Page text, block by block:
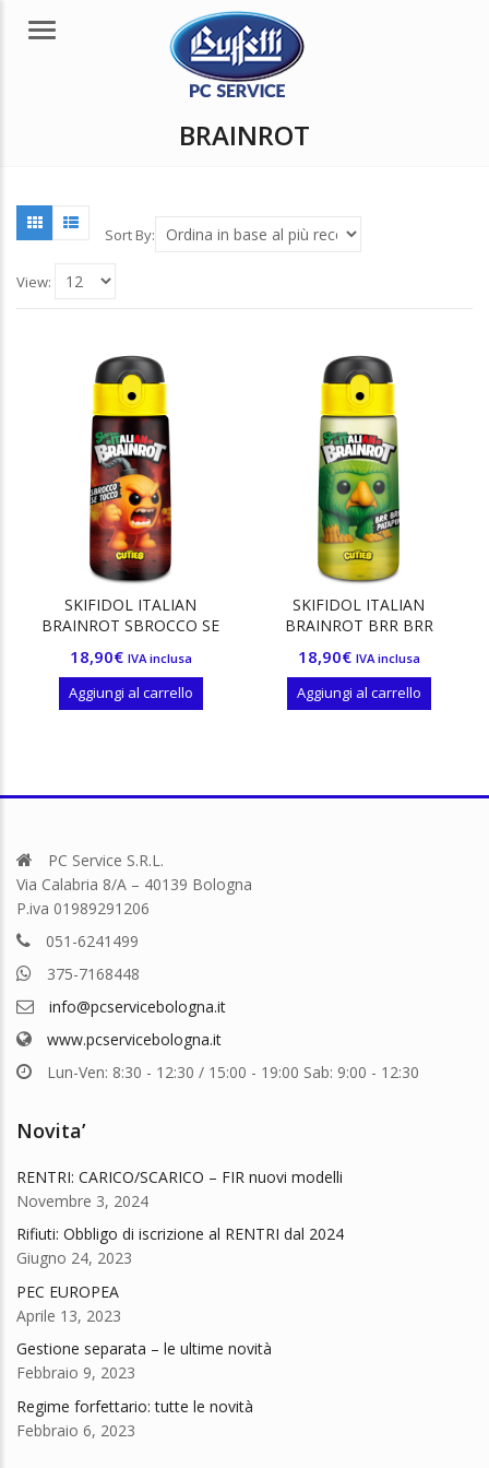
Menu
BRAINROT
Sort By:
View:
SKIFIDOL ITALIAN
BRAINROT SBROCCO SE
18,90€ IVA inclusa
Aggiungi al carrello
SKIFIDOL ITALIAN
BRAINROT BRR BRR
18,90€ IVA inclusa
Aggiungi al carrello
PC Service S.R.L.
Via Calabria 8/A – 40139 Bologna
P.iva 01989291206
051-6241499
375-7168448
info@pcservicebologna.it
www.pcservicebologna.it
Lun-Ven: 8:30 - 12:30 / 15:00 - 19:00 Sab: 9:00 - 12:30
Novita’
RENTRI: CARICO/SCARICO – FIR nuovi modelli
Novembre 3, 2024
Rifiuti: Obbligo di iscrizione al RENTRI dal 2024
Giugno 24, 2023
PEC EUROPEA
Aprile 13, 2023
Gestione separata – le ultime novità
Febbraio 9, 2023
Regime forfettario: tutte le novità
Febbraio 6, 2023